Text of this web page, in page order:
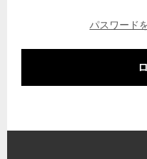
パスワード